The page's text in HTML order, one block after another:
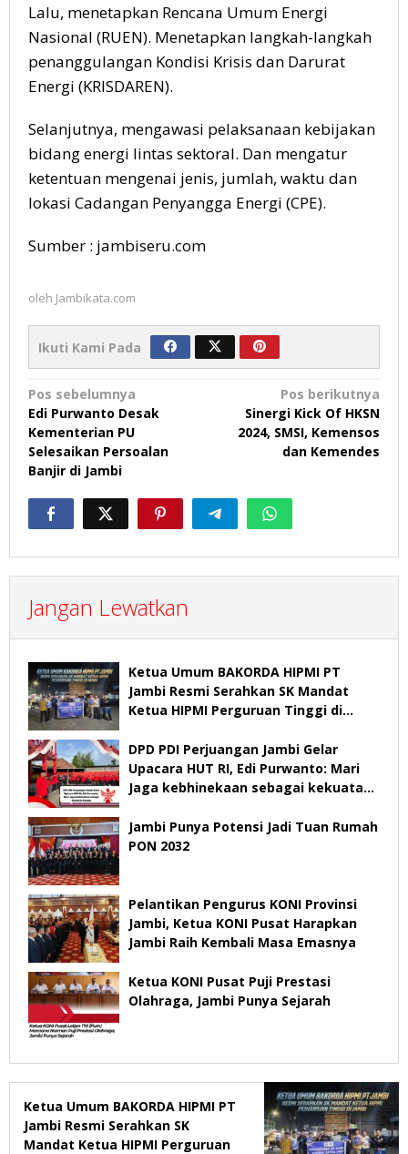
Lalu, menetapkan Rencana Umum Energi
Nasional (RUEN). Menetapkan langkah-langkah
penanggulangan Kondisi Krisis dan Darurat
Energi (KRISDAREN).
Selanjutnya, mengawasi pelaksanaan kebijakan
bidang energi lintas sektoral. Dan mengatur
ketentuan mengenai jenis, jumlah, waktu dan
lokasi Cadangan Penyangga Energi (CPE).
Sumber : jambiseru.com
oleh Jambikata.com
Ikuti Kami Pada
Navigasi
pos
Pos sebelumnya
Edi Purwanto Desak
Kementerian PU
Selesaikan Persoalan
Banjir di Jambi
Pos berikutnya
Sinergi Kick Of HKSN
2024, SMSI, Kemensos
dan Kemendes
Jangan Lewatkan
Ketua Umum BAKORDA HIPMI PT
Jambi Resmi Serahkan SK Mandat
Ketua HIPMI Perguruan Tinggi di
DPD PDI Perjuangan Jambi Gelar
Upacara HUT RI, Edi Purwanto: Mari
Jaga kebhinekaan sebagai kekuatan
Jambi Punya Potensi Jadi Tuan Rumah
PON 2032
Pelantikan Pengurus KONI Provinsi
Jambi, Ketua KONI Pusat Harapkan
Jambi Raih Kembali Masa Emasnya
Ketua KONI Pusat Puji Prestasi
Olahraga, Jambi Punya Sejarah
Ketua Umum BAKORDA HIPMI PT
Jambi Resmi Serahkan SK
Mandat Ketua HIPMI Perguruan